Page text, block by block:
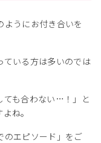
うにお付き合いを
ている方は多いのでは
ても合わない…！」と
ね。
のエピソード」をご